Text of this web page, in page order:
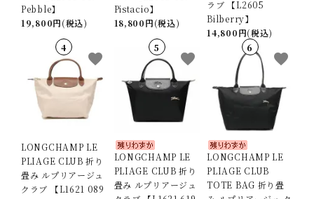
Pebble】
19,800円(税込)
Pistacio】
18,800円(税込)
ラブ 【L2605
Bilberry】
14,800円(税込)
LONGCHAMP LE
PLIAGE CLUB 折り
畳み ルプリアージュ
クラブ 【L1621 089
favorite
LONGCHAMP LE
PLIAGE CLUB 折り
畳み ルプリアージュ
favorite
LONGCHAMP LE
PLIAGE CLUB
TOTE BAG 折り畳
favorite